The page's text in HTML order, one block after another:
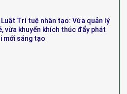
Luật Trí tuệ nhân tạo: Vừa quản lý
vừa khuyến khích thúc đẩy phát
mới sáng tạo